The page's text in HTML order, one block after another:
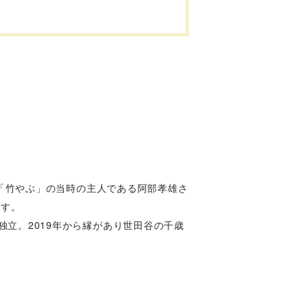
やぶ」の当時の主人である阿部孝雄さ
。
立。2019年から縁があり世田谷の千歳